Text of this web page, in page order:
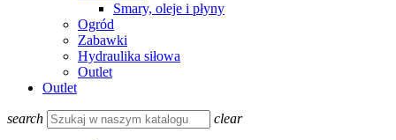
Smary, oleje i płyny
Ogród
Zabawki
Hydraulika siłowa
Outlet
Outlet
search clear